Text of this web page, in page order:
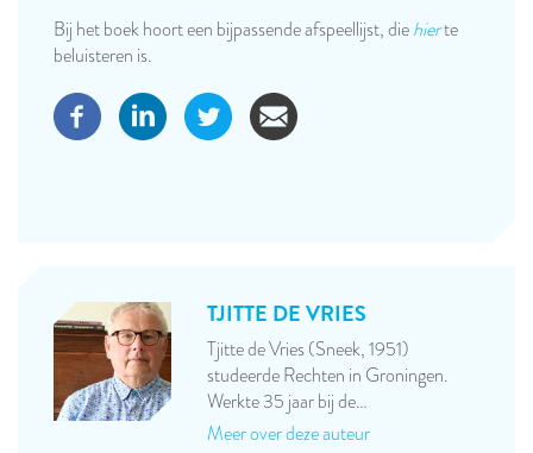
Bij het boek hoort een bijpassende afspeellijst, diehierte
beluisteren is.
TJITTE DE VRIES
Tjitte de Vries (Sneek, 1951)
studeerde Rechten in Groningen.
Werkte 35 jaar bij de…
Meer over deze auteur